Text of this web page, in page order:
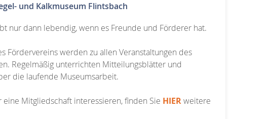
und Kalkmuseum Flintsbach
nur dann lebendig, wenn es Freunde und Förderer hat.
Fördervereins werden zu allen Veranstaltungen des
Regelmäßig unterrichten Mitteilungsblätter und
die laufende Museumsarbeit.
eine Mitgliedschaft interessieren, finden Sie HIERweitere